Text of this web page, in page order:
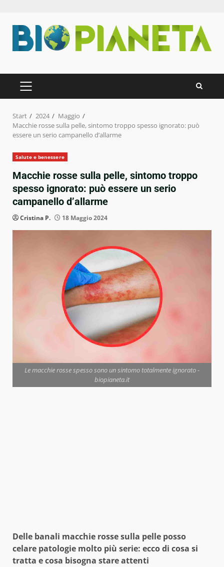
Inhalt
springen
PRIMÄRES
MENÜ
Start 2024
Maggio
Macchie rosse sulla pelle, sintomo troppo spesso ignorato: può
essere un serio campanello d’allarme
Salute e benessere
Macchie rosse sulla pelle, sintomo troppo
spesso ignorato: può essere un serio
campanello d’allarme
Cristina P. 18 Maggio 2024
Le macchie rosse spesso sono un sintomo totalmente ignorato -
biopianeta.it
Delle banali macchie rosse sulla pelle posso
celare patologie molto più serie: ecco di cosa si
tratta e cosa bisogna stare attenti